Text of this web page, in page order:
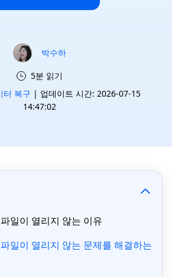
박수하
5분 읽기
터 복구 | 업데이트 시간: 2026-07-15
14:47:02
일이 열리지 않는 이유
일이 열리지 않는 문제를 해결하는